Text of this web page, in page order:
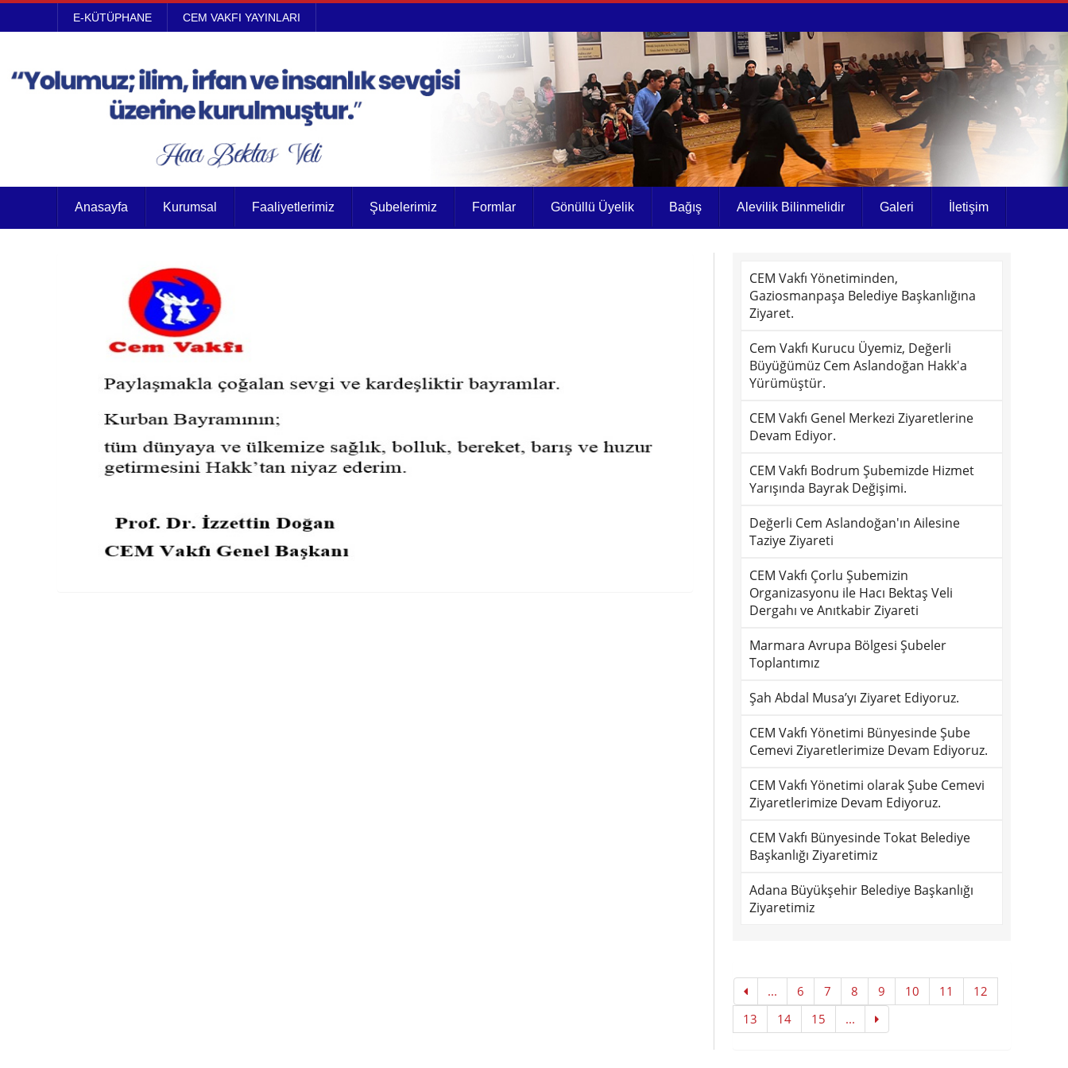
E-KÜTÜPHANE CEM VAKFI YAYINLARI
Anasayfa Kurumsal Faaliyetlerimiz Şubelerimiz Formlar Gönüllü Üyelik Bağış Alevilik Bilinmelidir Galeri İletişim
CEM Vakfı Yönetiminden,
Gaziosmanpaşa Belediye Başkanlığına
Ziyaret.
Cem Vakfı Kurucu Üyemiz, Değerli
Büyüğümüz Cem Aslandoğan Hakk'a
Yürümüştür.
CEM Vakfı Genel Merkezi Ziyaretlerine
Devam Ediyor.
CEM Vakfı Bodrum Şubemizde Hizmet
Yarışında Bayrak Değişimi.
Değerli Cem Aslandoğan'ın Ailesine
Taziye Ziyareti
CEM Vakfı Çorlu Şubemizin
Organizasyonu ile Hacı Bektaş Veli
Dergahı ve Anıtkabir Ziyareti
Marmara Avrupa Bölgesi Şubeler
Toplantımız
Şah Abdal Musa’yı Ziyaret Ediyoruz.
CEM Vakfı Yönetimi Bünyesinde Şube
Cemevi Ziyaretlerimize Devam Ediyoruz.
CEM Vakfı Yönetimi olarak Şube Cemevi
Ziyaretlerimize Devam Ediyoruz.
CEM Vakfı Bünyesinde Tokat Belediye
Başkanlığı Ziyaretimiz
Adana Büyükşehir Belediye Başkanlığı
Ziyaretimiz
... 6 7 8 9 10 11
12
13
14 15 ...